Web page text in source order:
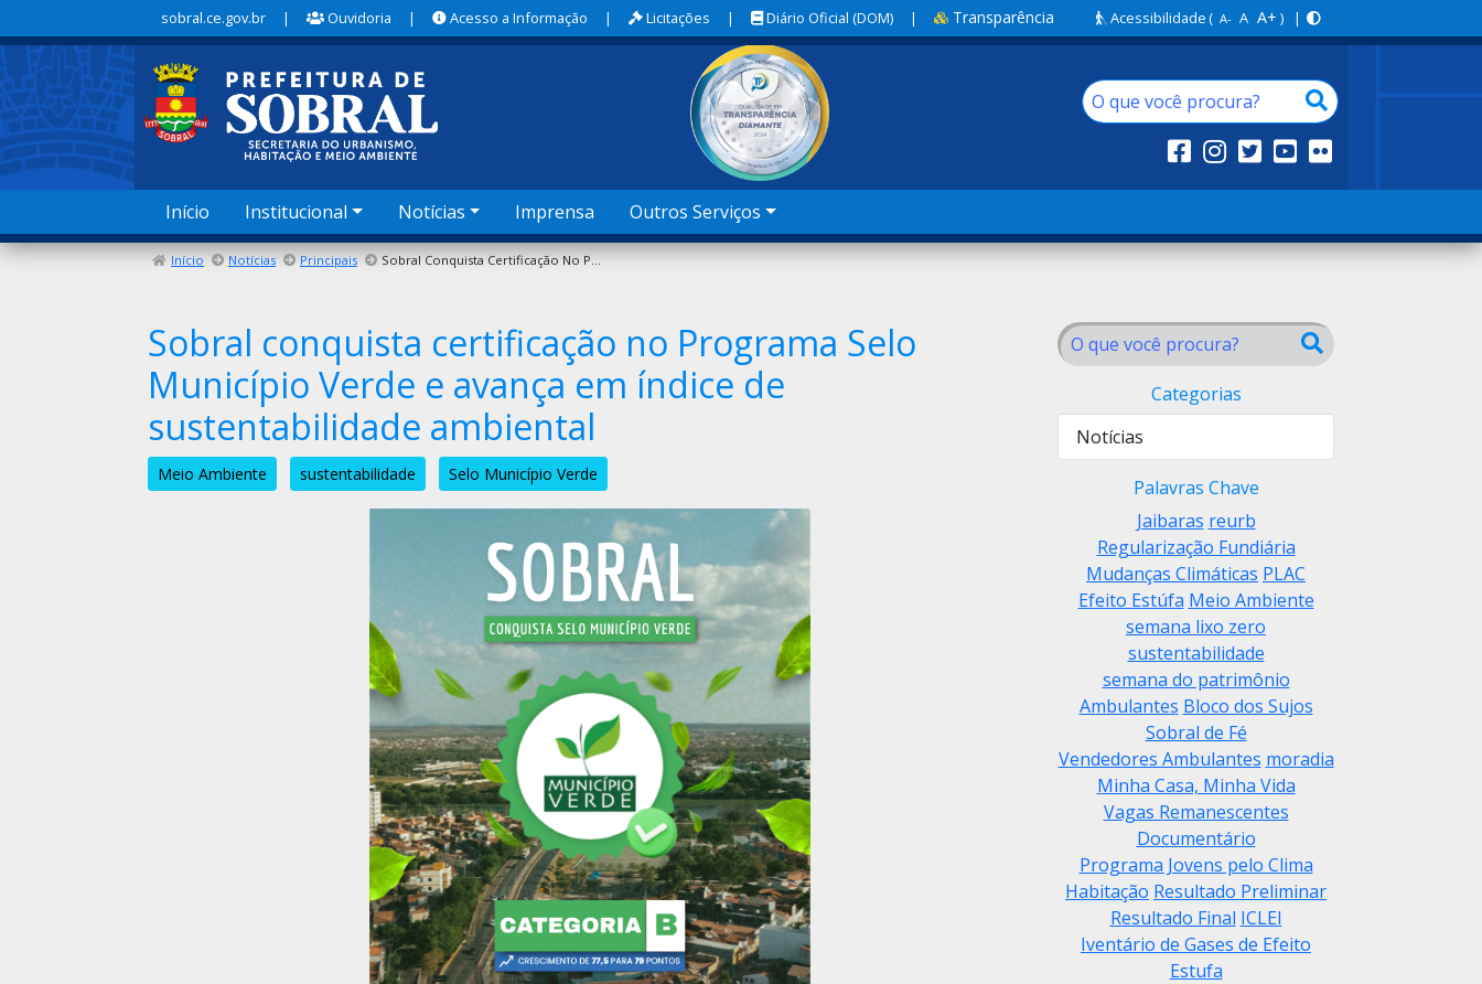
sobral.ce.gov.br | Ouvidoria | Acesso a Informação | Licitações | Diário Oficial (DOM) | Transparência Acessibilidade( A- A A+ ) |
Início Institucional Notícias Imprensa Outros Serviços
Início Notícias Principais Sobral Conquista Certificação No Programa Selo Município Verde E Avança Em Índice De Sustentabilidade Ambiental
Categorias
Notícias
Palavras Chave
Jaibaras reurb
Regularização Fundiária
Mudanças Climáticas PLAC
Efeito Estúfa Meio Ambiente
semana lixo zero
sustentabilidade
semana do patrimônio
Ambulantes Bloco dos Sujos
Sobral de Fé
Vendedores Ambulantes moradia
Minha Casa, Minha Vida
Vagas Remanescentes
Documentário
Programa Jovens pelo Clima
Habitação Resultado Preliminar
Resultado Final ICLEI
Iventário de Gases de Efeito
Estufa
Sobral conquista certificação no Programa Selo
Município Verde e avança em índice de
sustentabilidade ambiental
Meio Ambiente sustentabilidade Selo Município Verde